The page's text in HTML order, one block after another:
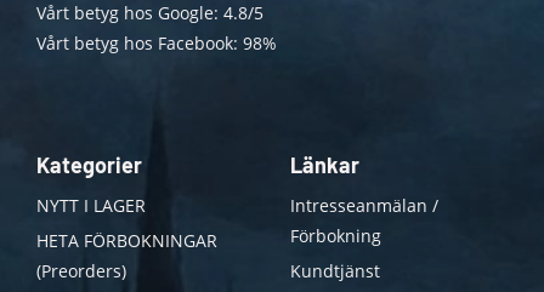
Vårt betyg hos Google: 4.8/5
Vårt betyg hos Facebook: 98%
Kategorier
NYTT I LAGER
HETA FÖRBOKNINGAR
(Preorders)
Länkar
Intresseanmälan /
Förbokning
Kundtjänst